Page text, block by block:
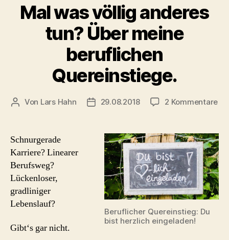
Mal was völlig anderes
tun? Über meine
beruflichen
Quereinstiege.
Beitragsautor
Von Lars Hahn Beitragsdatum
29.08.2018 2 Kommentarezu
Beruflicher Quereinstieg: Du
bist herzlich eingeladen!
Schnurgerade
Karriere? Linearer
Berufsweg?
Lückenloser,
gradliniger
Lebenslauf?
Gibt‘s gar nicht.